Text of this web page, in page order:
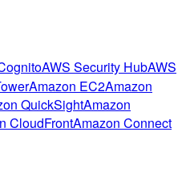
AWS Security HubAWS
Amazon EC2Amazon
QuickSightAmazon
CloudFrontAmazon Connect